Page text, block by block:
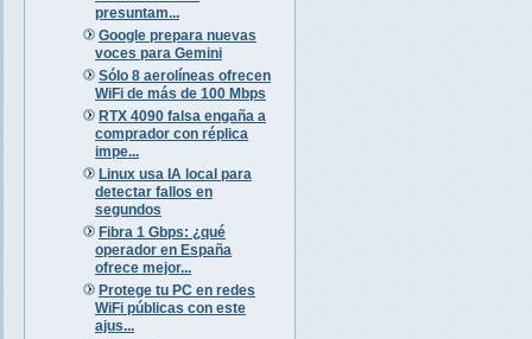
presuntam...
Google prepara nuevas
voces para Gemini
Sólo 8 aerolíneas ofrecen
WiFi de más de 100 Mbps
RTX 4090 falsa engaña a
comprador con réplica
impe...
Linux usa IA local para
detectar fallos en
segundos
Fibra 1 Gbps: ¿qué
operador en España
ofrece mejor...
Protege tu PC en redes
WiFi públicas con este
ajus...